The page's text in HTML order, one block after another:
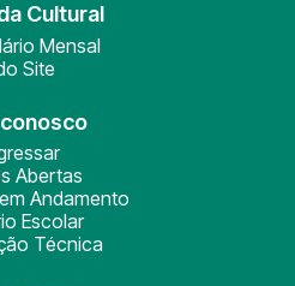
Cultural
Mensal
Site
Abertas
Andamento
Escolar
Técnica